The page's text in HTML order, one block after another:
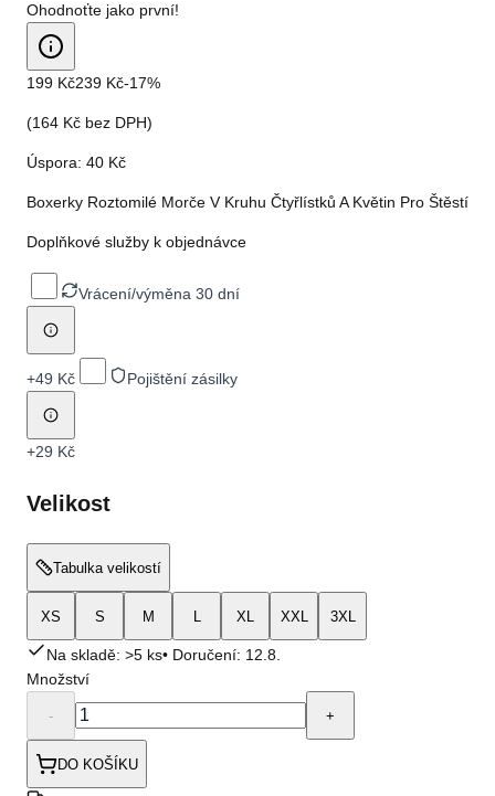
Ohodnoťte jako první!
199 Kč239 Kč-17%
(164 Kč bez DPH)
Úspora: 40 Kč
Boxerky Roztomilé Morče V Kruhu Čtyřlístků A Květin Pro Štěstí
Doplňkové služby k objednávce
Vrácení/výměna 30 dní
+49 Kč Pojištění zásilky
+29 Kč
Velikost
Tabulka velikostí
XS S M L XL XXL 3XL
Na skladě: >5 ks• Doručení: 12.8.
Množství
- +
DO KOŠÍKU